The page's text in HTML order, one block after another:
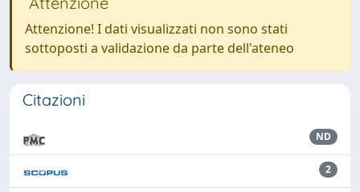
Attenzione! I dati visualizzati non sono stati
sottoposti a validazione da parte dell'ateneo
Citazioni
ND
2